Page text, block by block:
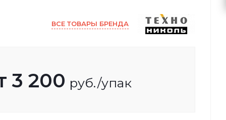
ВСЕ ТОВАРЫ БРЕНДА
3 200 руб./упак